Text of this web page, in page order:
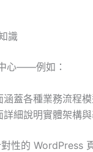
識
心——例如：
蓋各種業務流程
細說明實體架構
性的 WordPress